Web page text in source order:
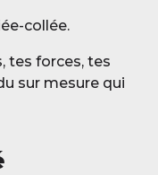
collée.
tes forces, tes
sur mesure qui